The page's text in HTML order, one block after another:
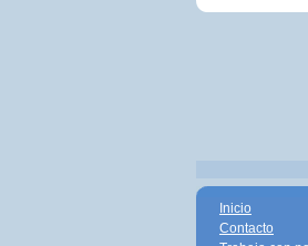
Inicio
Contacto